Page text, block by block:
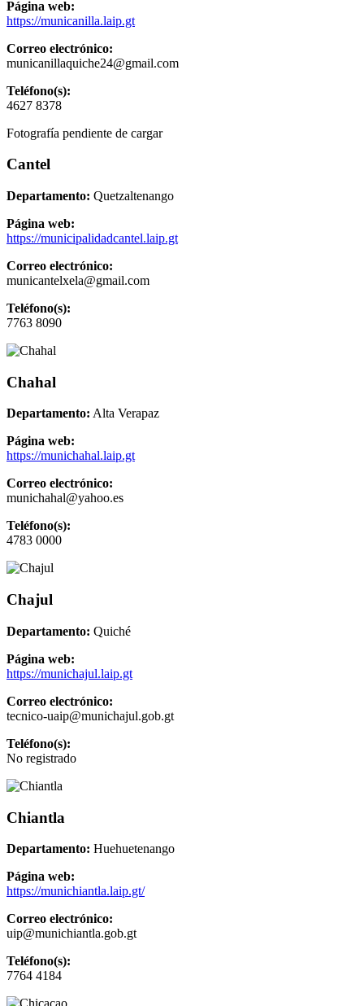
Página web:
https://municanilla.laip.gt
Correo electrónico:
municanillaquiche24@gmail.com
Teléfono(s):
4627 8378
Fotografía pendiente de cargar
Cantel
Departamento: Quetzaltenango
Página web:
https://municipalidadcantel.laip.gt
Correo electrónico:
municantelxela@gmail.com
Teléfono(s):
7763 8090
Chahal
Departamento: Alta Verapaz
Página web:
https://munichahal.laip.gt
Correo electrónico:
munichahal@yahoo.es
Teléfono(s):
4783 0000
Chajul
Departamento: Quiché
Página web:
https://munichajul.laip.gt
Correo electrónico:
tecnico-uaip@munichajul.gob.gt
Teléfono(s):
No registrado
Chiantla
Departamento: Huehuetenango
Página web:
https://munichiantla.laip.gt/
Correo electrónico:
uip@munichiantla.gob.gt
Teléfono(s):
7764 4184